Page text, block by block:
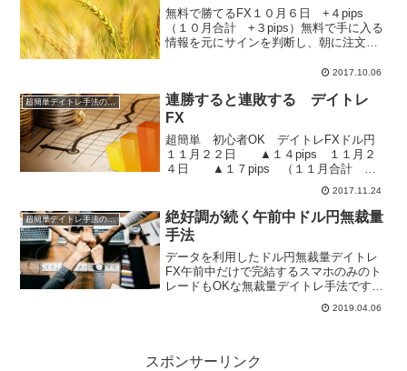
無料で勝てるFX１０月６日 +４pips
（１０月合計 +３pips）無料で手に入る
情報を元にサインを判断し、朝に注文、
す。１０月に入り、大きく負けた日もあ
す。やはり何...
2017.10.06
超簡単デイトレ手法の成績
連勝すると連敗する デイトレ
FX
超簡単 初心者OK デイトレFXドル円
１１月２２日 ▲１４pips １１月２
４日 ▲１７pips （１１月合計 ３
５pips）今月は連勝！？とブログで伝え
たとたん成績が悪くなりました・・・。
ちょっとちぐはぐな結果です。今月は少
し期待した...
2017.11.24
超簡単デイトレ手法の成績
絶好調が続く午前中ドル円無裁量
手法
データを利用したドル円無裁量デイトレ
FX午前中だけで完結するスマホのみのト
レードもOKな無裁量デイトレ手法です。
あるデータを見て、買い売りのエントリ
ーを行い、検証に基づいて導き出された
2019.04.06
スポンサーリンク